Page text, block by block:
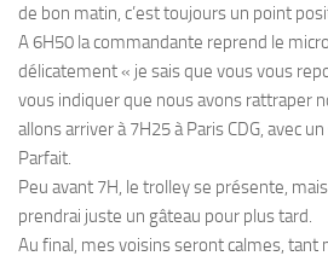
de bon matin, c’est toujours un point
A 6H50 la commandante reprend le
délicatement « je sais que vous vous
vous indiquer que nous avons rattraper
allons arriver à 7H25 à Paris CDG, avec
Parfait.
Peu avant 7H, le trolley se présente, mais
prendrai juste un gâteau pour plus tard.
Au final, mes voisins seront calmes, tant